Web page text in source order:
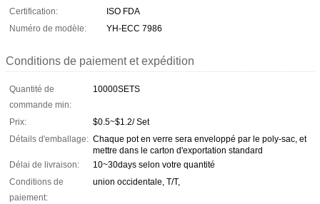
Certification:
ISO FDA
Numéro de modèle:
YH-ECC 7986
Conditions de paiement et expédition
Quantité de
commande min:
10000SETS
Prix:
$0.5~$1.2/ Set
Détails d'emballage: Chaque pot en verre sera enveloppé par le poly-sac, et
mettre dans le carton d'exportation standard
Délai de livraison:
10~30days selon votre quantité
Conditions de
paiement:
union occidentale, T/T,